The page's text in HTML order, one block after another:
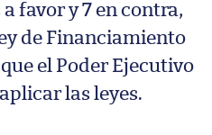
favor y 7 en contra,
de Financiamiento
el Poder Ejecutivo
las leyes.